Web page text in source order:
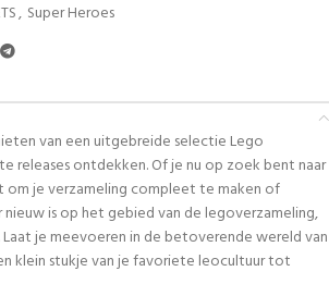
, Super Heroes
van een uitgebreide selectie Lego
releases ontdekken. Of je nu op zoek bent naar
om je verzameling compleet te maken of
is op het gebied van de legoverzameling,
je meevoeren in de betoverende wereld van
klein stukje van je favoriete leocultuur tot